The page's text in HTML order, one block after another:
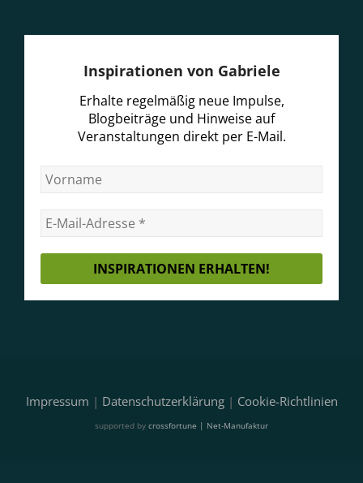
Inspirationen von Gabriele
Erhalte regelmäßig neue Impulse,
Blogbeiträge und Hinweise auf
Veranstaltungen direkt per E-Mail.
Impressum | Datenschutzerklärung| Cookie-Richtlinien
supported by crossfortune | Net-Manufaktur